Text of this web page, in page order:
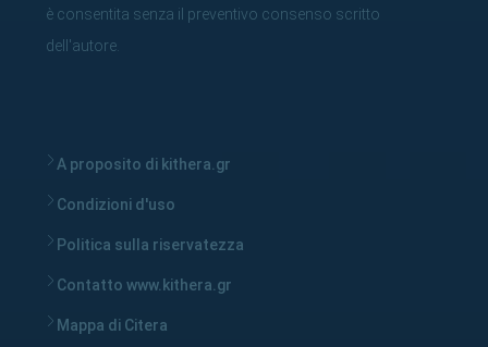
è consentita senza il preventivo consenso scritto
dell'autore.
A proposito di kithera.gr
Condizioni d'uso
Politica sulla riservatezza
Contatto www.kithera.gr
Mappa di Citera